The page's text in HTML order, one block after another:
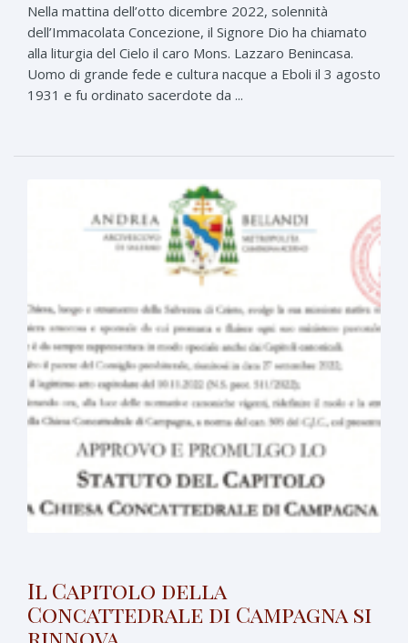
Nella mattina dell’otto dicembre 2022, solennità
dell’Immacolata Concezione, il Signore Dio ha chiamato
alla liturgia del Cielo il caro Mons. Lazzaro Benincasa.
Uomo di grande fede e cultura nacque a Eboli il 3 agosto
1931 e fu ordinato sacerdote da ...
Il Capitolo della
Concattedrale di Campagna si